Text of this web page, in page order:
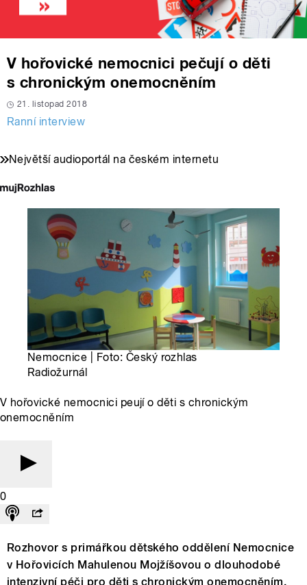
V hořovické nemocnici pečují o děti
s chronickým onemocněním
21. listopad 2018
Ranní interview
Největší audioportál na českém internetu
Nemocnice | Foto: Český rozhlas
Radiožurnál
V hořovické nemocnici peují o děti s chronickým
onemocněním
0
Rozhovor s primářkou dětského oddělení Nemocnice
v Hořovicích Mahulenou Mojžíšovou o dlouhodobé
intenzivní péči pro děti s chronickým onemocněním.